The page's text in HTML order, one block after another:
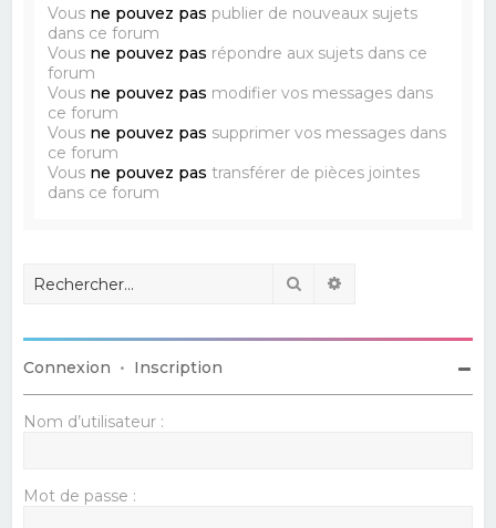
Vous ne pouvez pas publier de nouveaux sujets
dans ce forum
Vous ne pouvez pas répondre aux sujets dans ce
forum
Vous ne pouvez pas modifier vos messages dans
ce forum
Vous ne pouvez pas supprimer vos messages dans
ce forum
Vous ne pouvez pas transférer de pièces jointes
dans ce forum
Rechercher
Connexion • Inscription
Nom d’utilisateur :
Mot de passe :